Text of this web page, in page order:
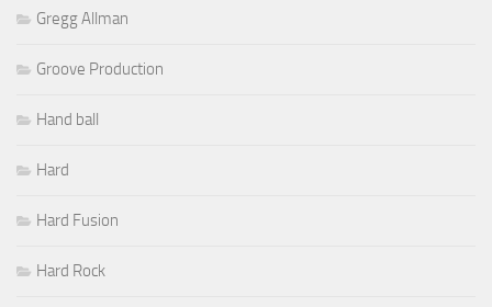
Gregg Allman
Groove Production
Hand ball
Hard
Hard Fusion
Hard Rock